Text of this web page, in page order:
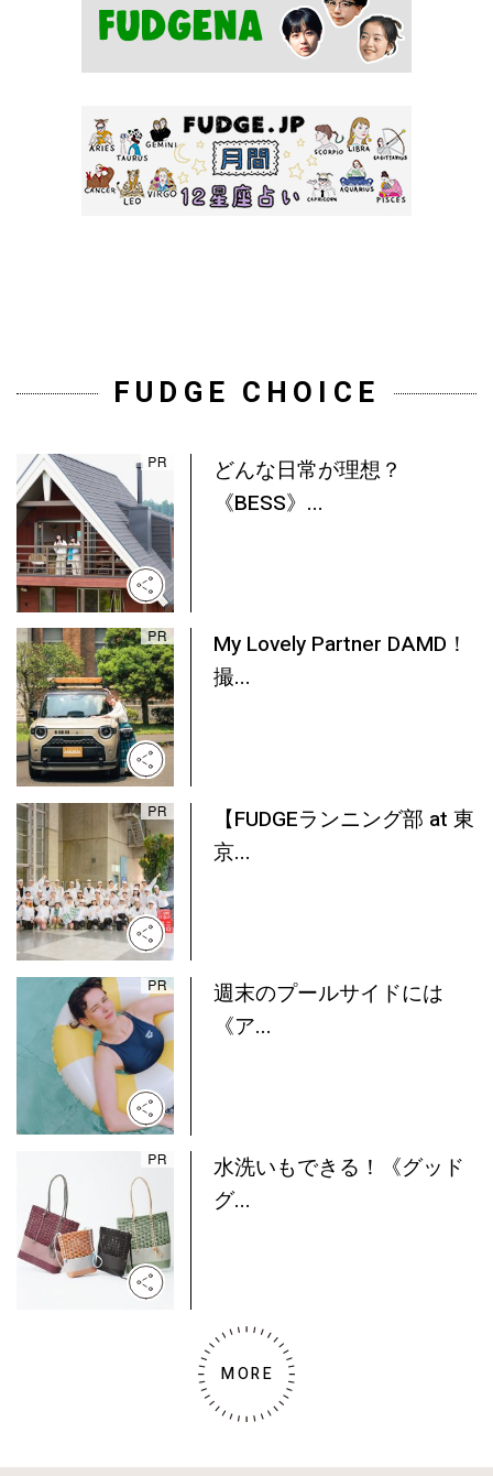
FUDGE CHOICE
どんな日常が理想？
《BESS》...
My Lovely Partner DAMD！
撮...
【FUDGEランニング部 at 東
京...
週末のプールサイドには
《ア...
水洗いもできる！《グッド
グ...
MORE